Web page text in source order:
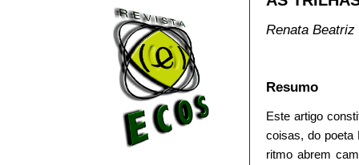
Renata Beatriz
Resumo
Este artigo
coisas, do poeta
ritmo abrem